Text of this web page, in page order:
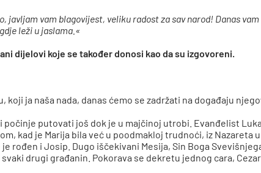
vam blagovijest, veliku radost za sav narod! Danas
leži u jaslama.«
dijelovi koje se također donosi kao da su izgovoreni.
koji ja naša nada, danas ćemo se zadržati na događaju
putovati još dok je u majčinoj utrobi. Evanđelist
kad je Marija bila već u poodmakloj trudnoći, iz
rođen i Josip. Dugo iščekivani Mesija, Sin Boga
drugi građanin. Pokorava se dekretu jednog cara,